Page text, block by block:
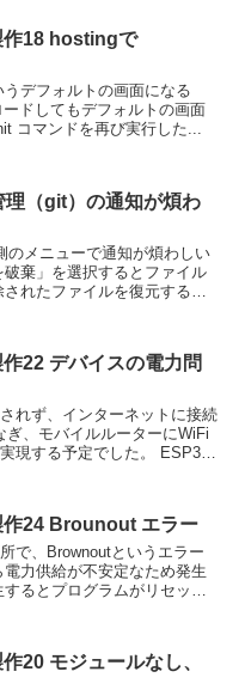
作18 hostingで
デフォルトの画面になる
ドしてもデフォルトの画面
コマンドを再び実行した...
（git）の通知が煩わ
のメニューで通知が煩わしい
棄」を選択するとファイル
れたファイルを復元するこ
22 デバイスの電力問
れず、インターネットに接続
、モバイルルーターにWiFi
現する予定でした。 ESP32
作24 Brounout エラー
で、Brownoutというエラー
力供給が不安定なため発生
るとプログラムがリセット
20 モジュールなし、